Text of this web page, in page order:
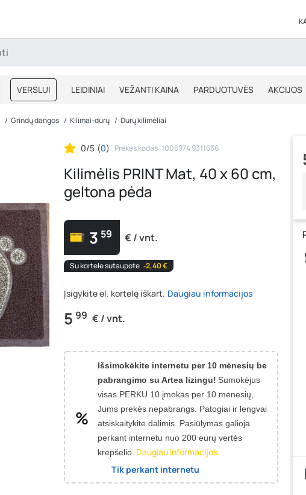
VERSLUI LEIDINIAI VEŽANTI KAINA PARDUOTUVĖS AKCIJOS
MOKIBLOGAS IŠPARDAVIMAS
Grindų dangos Kilimai-durų Durų kilimėliai
0/5 (0) Prekės kodas: 1006974 9311636
Kilimėlis PRINT Mat, 40 x 60 cm,
geltona pėda
3 59 € / vnt.
Su kortele sutaupote ‐2,40 €
Įsigykite el. kortelę iškart. Daugiau informacijos
5 99 € / vnt.
Išsimokėkite internetu per 10 mėnesių be
pabrangimo su Artea lizingu! Sumokėjus
visas PERKU 10 įmokas per 10 mėnesių,
Jums prekės nepabrangs. Patogiai ir lengvai
atsiskaitykite dalimis. Pasiūlymas galioja
perkant internetu nuo 200 eurų vertės
krepšelio. Daugiau informacijos.
Tik perkant internetu